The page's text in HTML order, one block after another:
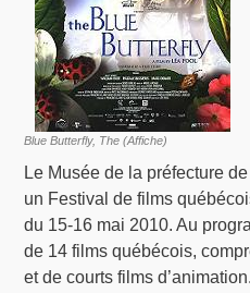
Blue Butterfly, The (Affiche)
Le Musée de la préfecture
un Festival de films
du 15-16 mai 2010. Au
de 14 films québécois,
et de courts films